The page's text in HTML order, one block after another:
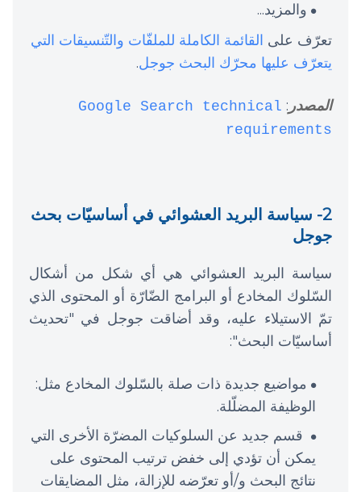
والمزيد...
تعرّف على القائمة الكاملة للملفّات والتّنسيقات التي
يتعرّف عليها محرّك البحث جوجل.
المصدر :
Google Search technical
requirements
2- سياسة البريد العشوائي في أساسيّات بحث
جوجل
سياسة البريد العشوائي هي أي شكل من أشكال
السّلوك المخادع أو البرامج الضّارّة أو المحتوى الذي
تمّ الاستيلاء عليه، وقد أضاقت جوجل في "تحديث
أساسيّات البحث":
مواضيع جديدة ذات صلة بالسّلوك المخادع مثل:
الوظيفة المضلّلة.
قسم جديد عن السلوكيات المضرّة الأخرى التي
يمكن أن تؤدي إلى خفض ترتيب المحتوى على
نتائج البحث و/أو تعرّضه للإزالة، مثل المضايقات